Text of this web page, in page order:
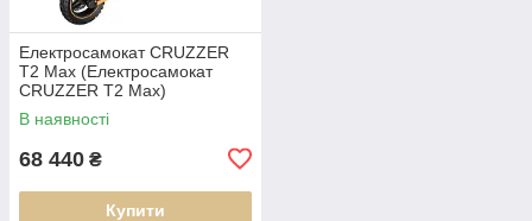
Електросамокат CRUZZER
T2 Max (Електросамокат
CRUZZER T2 Max)
В наявності
68 440 ₴
Купити